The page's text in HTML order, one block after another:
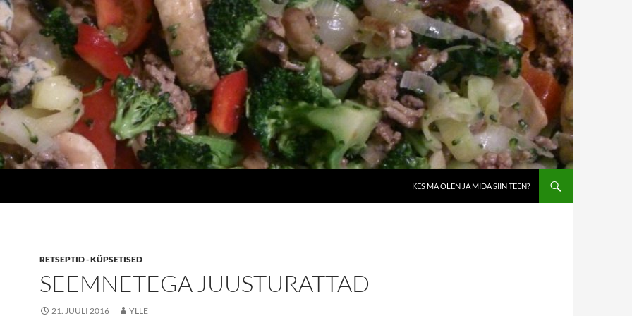
KES MA OLEN JA MIDA SIIN TEEN?
RETSEPTID - KÜPSETISED
SEEMNETEGA JUUSTURATTAD
21. JUULI 2016 YLLE